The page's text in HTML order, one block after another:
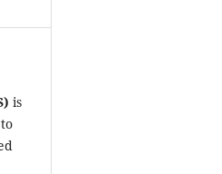
is